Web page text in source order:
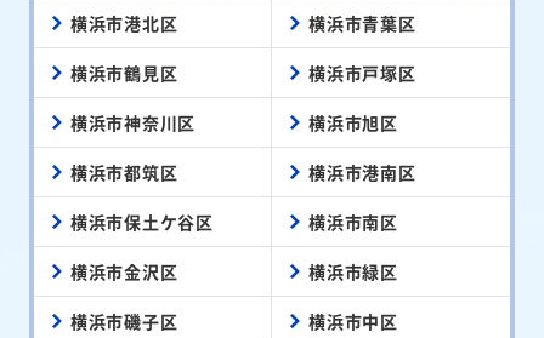
横浜市港北区 横浜市青葉区
横浜市鶴見区 横浜市戸塚区
横浜市神奈川区 横浜市旭区
横浜市都筑区 横浜市港南区
横浜市保土ケ谷区 横浜市南区
横浜市金沢区 横浜市緑区
横浜市磯子区 横浜市中区